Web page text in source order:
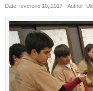
Date: fevereiro 10, 2017 Author: